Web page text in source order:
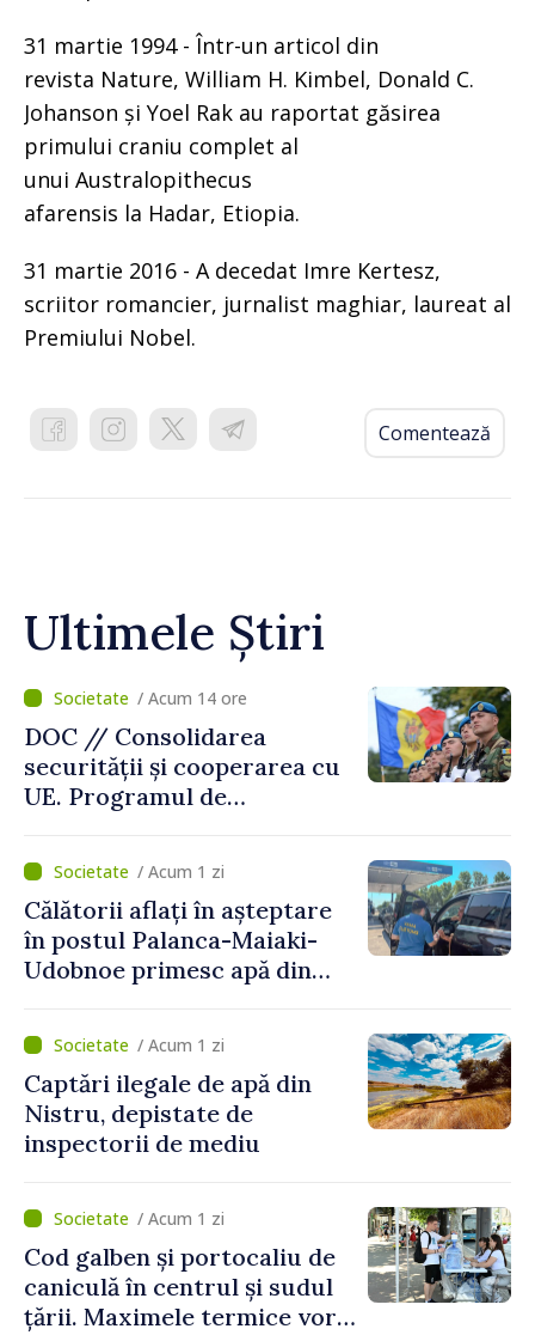
31 martie 1994 - Într-un articol din
revista Nature, William H. Kimbel, Donald C.
Johanson și Yoel Rak au raportat găsirea
primului craniu complet al
unui Australopithecus
afarensis la Hadar, Etiopia.
31 martie 2016 - A decedat Imre Kertesz,
scriitor romancier, jurnalist maghiar, laureat al
Premiului Nobel.
Comentează
Ultimele Știri
/ Acum 14 ore
DOC // Consolidarea
securității și cooperarea cu
UE. Programul de
Naționale de Apărare pentru
perioada 2024–2034,
publicat în Monitorul Oficial
/ Acum 1 zi
Călătorii aflați în așteptare
în postul Palanca-Maiaki-
Udobnoe primesc apă din
și a polițiștilor de frontieră
/ Acum 1 zi
Captări ilegale de apă din
Nistru, depistate de
inspectorii de mediu
/ Acum 1 zi
Cod galben și portocaliu de
caniculă în centrul și sudul
țării. Maximele termice vor